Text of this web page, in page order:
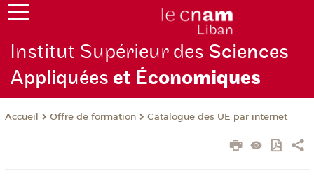
Institut Supérieur des Sciences
Appliquéeset Économiques
Accueil Offre de formation Catalogue des UE par internet